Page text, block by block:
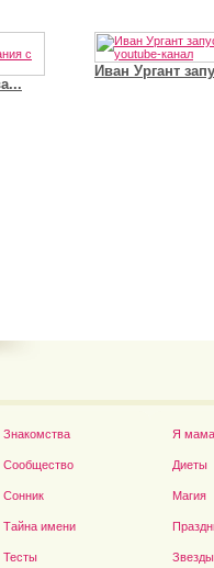
Знакомства
Сообщество
Сонник
Тайна имени
Тесты
Я мама
Диеты
Магия
Звезды